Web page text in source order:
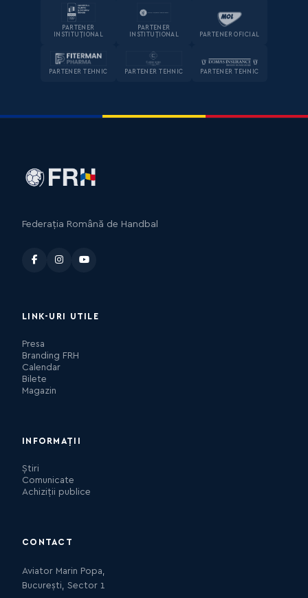
PARTENER
INSTITUȚIONAL
PARTENER
INSTITUȚIONAL
PARTENER OFICIAL
PARTENER TEHNIC PARTENER TEHNIC PARTENER TEHNIC
Federația Română de Handbal
LINK-URI UTILE
Presa
Branding FRH
Calendar
Bilete
Magazin
INFORMAȚII
Știri
Comunicate
Achiziții publice
CONTACT
Aviator Marin Popa,
București, Sector 1